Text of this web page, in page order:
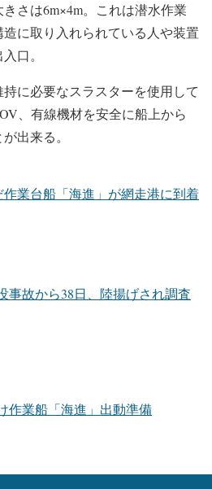
さは6m×4m。これは潜水作業
に取り入れられている人や装置
口。
に必要なスラスターを使用して
、有線機材を安全に船上から
出来る。
業台船「海進」が網走港に到着
事故から38日、陸揚げされ調査
作業船「海進」出動準備